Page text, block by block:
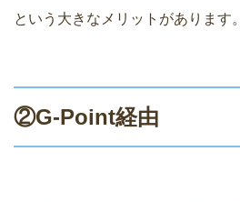
という大きなメリットがあります。
②G-Point経由